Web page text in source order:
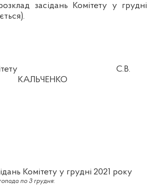
засідань Комітету у грудні
С.В.
КАЛЬЧЕНКО
Комітету у грудні 2021 року
по 3 грудня: